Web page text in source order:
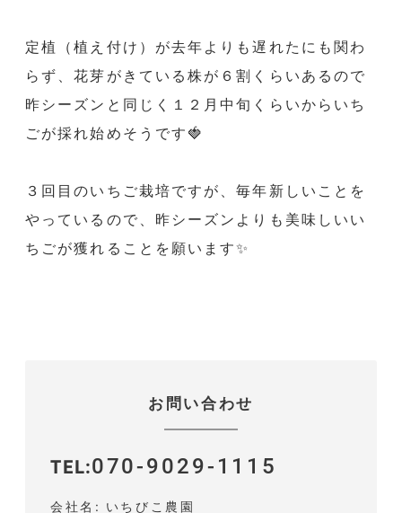
定植（植え付け）が去年よりも遅れたにも関わ
らず、花芽がきている株が６割くらいあるので
昨シーズンと同じく１２月中旬くらいからいち
ごが採れ始めそうです🍓
３回目のいちご栽培ですが、毎年新しいことを
やっているので、昨シーズンよりも美味しいい
ちごが獲れることを願います✨
お問い合わせ
TEL 070-9029-1115
会社名
いちびこ農園